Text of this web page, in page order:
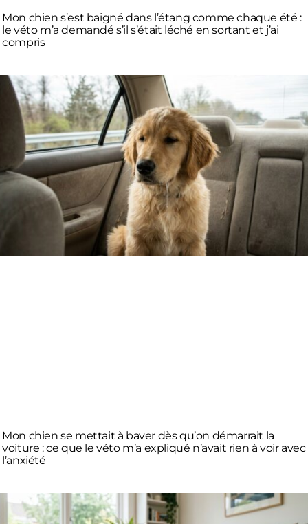
Mon chien s’est baigné dans l’étang comme chaque été :
le véto m’a demandé s’il s’était léché en sortant et j’ai
compris
Mon chien se mettait à baver dès qu’on démarrait la
voiture : ce que le véto m’a expliqué n’avait rien à voir avec
l’anxiété